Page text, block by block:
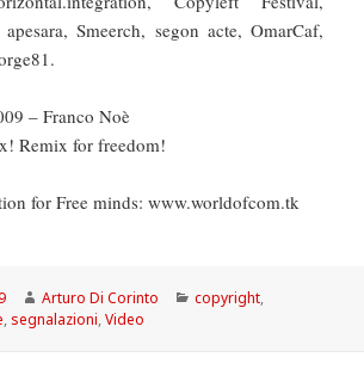
Smeerch, segon acte, OmarCaf,
– Franco Noè
Remix for freedom!
for Free minds: www.worldofcom.tk
Autore
Arturo Di Corinto Categorie
copyright,
, segnalazioni,Video